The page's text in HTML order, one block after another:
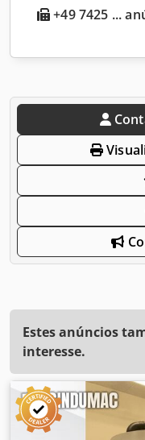
+49 7425 ...
Estes anúncios
interesse.